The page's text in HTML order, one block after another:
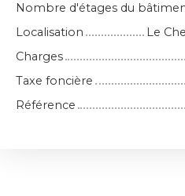
Nombre d'étages du
Localisation
Le
Charges
Taxe foncière
Référence